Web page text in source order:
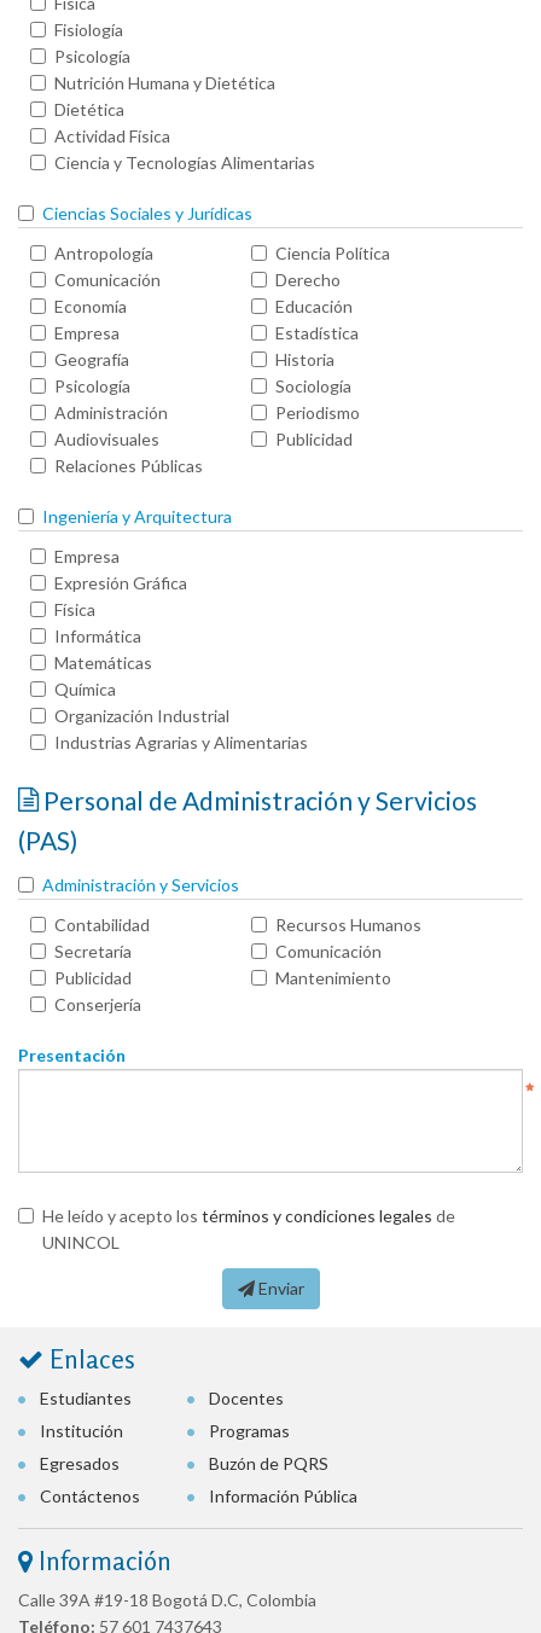
Fisiología
Psicología
Nutrición Humana y Dietética
Dietética
Actividad Física
Ciencia y Tecnologías Alimentarias
Ciencias Sociales y Jurídicas
Antropología
Ciencia Política
Comunicación
Derecho
Economía
Educación
Empresa
Estadística
Geografía
Historia
Psicología
Sociología
Administración
Periodismo
Audiovisuales
Publicidad
Relaciones Públicas
Ingeniería y Arquitectura
Empresa
Expresión Gráfica
Física
Informática
Matemáticas
Química
Organización Industrial
Industrias Agrarias y Alimentarias
Personal de Administración y Servicios
(PAS)
Administración y Servicios
Contabilidad
Recursos Humanos
Secretaría
Comunicación
Publicidad
Mantenimiento
Conserjería
Presentación
He leído y acepto los términos y condiciones legales de
UNINCOL
Enviar
Enlaces
Estudiantes
Docentes
Institución
Programas
Egresados
Buzón de PQRS
Contáctenos
Información Pública
Información
Calle 39A #19-18 Bogotá D.C, Colombia
Teléfono: 57 601 7437643